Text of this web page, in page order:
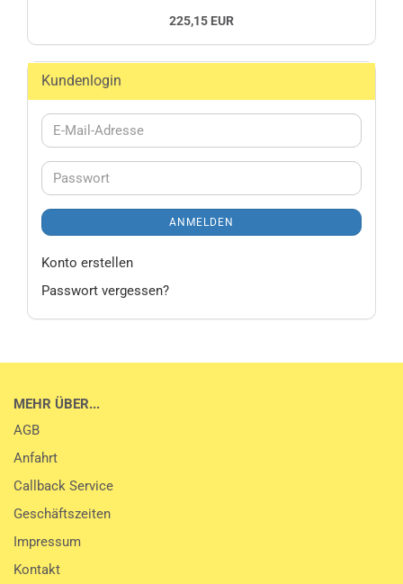
225,15 EUR
Kundenlogin
E-
Mail-
Passwort
ANMELDEN
Konto erstellen
Passwort vergessen?
MEHR ÜBER...
AGB
Anfahrt
Callback Service
Geschäftszeiten
Impressum
Kontakt